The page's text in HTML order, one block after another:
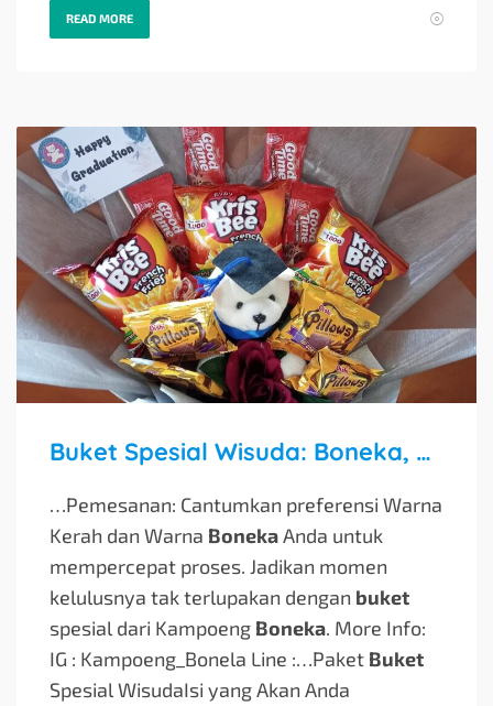
READ MORE
Buket Spesial Wisuda: Boneka, Snack, dan Bunga untuk Hari Berbahagia
…Pemesanan: Cantumkan preferensi Warna
Kerah dan Warna BonekaAnda untuk
mempercepat proses. Jadikan momen
kelulusnya tak terlupakan dengan buket
spesial dari Kampoeng Boneka. More Info:
IG : Kampoeng_Bonela Line :…Paket Buket
Spesial WisudaIsi yang Akan Anda